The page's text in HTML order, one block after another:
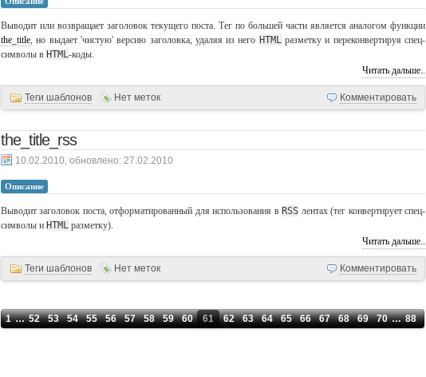
Выводит или возвращает заголовок текущего поста. Тег по большей части является аналогом функции
the_title, но выдает 'чистую' версию заголовка, удаляя из него HTMLразметку и переконвертируя спец-
символы в HTML-коды.
Читать дальше..
Теги шаблонов Нет меток Комментировать
the_title_rss
27.02.2010
, обновлено:
Описание
Выводит заголовок поста, отформатированный для использования в RSS лентах (тег конвертирует спец-
символы и HTML разметку).
Читать дальше..
Теги шаблонов Нет меток Комментировать
1 … 52 53 54 55 56 57 58 59 60 61 62 63 64 65 66 67 68 69 70 … 88